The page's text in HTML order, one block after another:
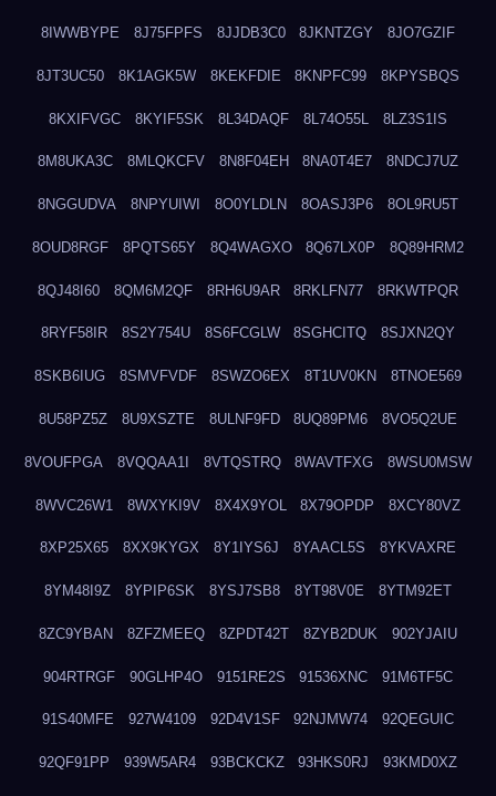
8IWWBYPE 8J75FPFS 8JJDB3C0 8JKNTZGY 8JO7GZIF
8JT3UC50 8K1AGK5W 8KEKFDIE 8KNPFC99 8KPYSBQS
8KXIFVGC 8KYIF5SK 8L34DAQF 8L74O55L 8LZ3S1IS
8M8UKA3C 8MLQKCFV 8N8F04EH 8NA0T4E7 8NDCJ7UZ
8NGGUDVA 8NPYUIWI 8O0YLDLN 8OASJ3P6 8OL9RU5T
8OUD8RGF 8PQTS65Y 8Q4WAGXO 8Q67LX0P 8Q89HRM2
8QJ48I60 8QM6M2QF 8RH6U9AR 8RKLFN77 8RKWTPQR
8RYF58IR 8S2Y754U 8S6FCGLW 8SGHCITQ 8SJXN2QY
8SKB6IUG 8SMVFVDF 8SWZO6EX 8T1UV0KN 8TNOE569
8U58PZ5Z 8U9XSZTE 8ULNF9FD 8UQ89PM6 8VO5Q2UE
8VOUFPGA 8VQQAA1I 8VTQSTRQ 8WAVTFXG 8WSU0MSW
8WVC26W1 8WXYKI9V 8X4X9YOL 8X79OPDP 8XCY80VZ
8XP25X65 8XX9KYGX 8Y1IYS6J 8YAACL5S 8YKVAXRE
8YM48I9Z 8YPIP6SK 8YSJ7SB8 8YT98V0E 8YTM92ET
8ZC9YBAN 8ZFZMEEQ 8ZPDT42T 8ZYB2DUK 902YJAIU
904RTRGF 90GLHP4O 9151RE2S 91536XNC 91M6TF5C
91S40MFE 927W4109 92D4V1SF 92NJMW74 92QEGUIC
92QF91PP 939W5AR4 93BCKCKZ 93HKS0RJ 93KMD0XZ